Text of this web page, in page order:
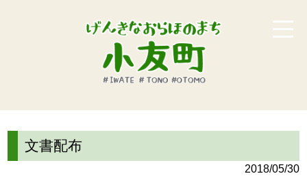
文書配布
2018/05/30